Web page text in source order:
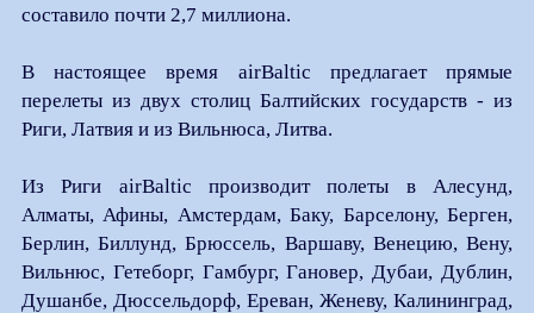
составило почти 2,7 миллиона.
В настоящее время airBaltic предлагает прямые
перелеты из двух столиц Балтийских государств - из
Риги, Латвия и из Вильнюса, Литва.
Из Риги airBaltic производит полеты в Алесунд,
Алматы, Афины, Амстердам, Баку, Барселону, Берген,
Берлин, Биллунд, Брюссель, Варшаву, Венецию, Вену,
Вильнюс, Гетеборг, Гамбург, Гановер, Дубаи, Дублин,
Душанбе, Дюссельдорф, Ереван, Женеву, Калининград,